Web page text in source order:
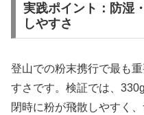
実践ポイント：防湿
しやすさ
登山での粉末携行で最も
すさです。検証では、
閉時に粉が飛散しやすく